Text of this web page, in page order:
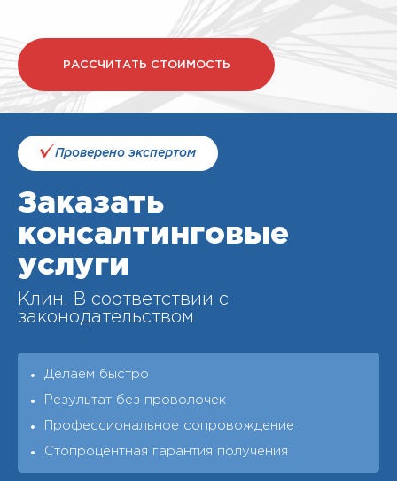
РАССЧИТАТЬ СТОИМОСТЬ
Проверено экспертом
Заказать
консалтинговые
услуги
Клин. В соответствии с
законодательством
Делаем быстро
Результат без проволочек
Профессиональное сопровождение
Стопроцентная гарантия получения